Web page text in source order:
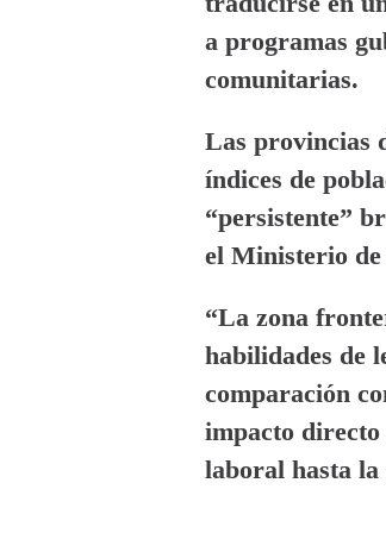
a programas
comunitarias.
Las provincias
índices de
“persistente”
el Ministerio de
“La zona
habilidades de
comparación
impacto directo
laboral hasta